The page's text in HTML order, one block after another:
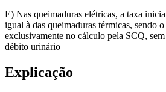
E) Nas queimaduras elétricas, a taxa
igual à das queimaduras térmicas, sendo o
exclusivamente no cálculo pela SCQ,
débito urinário
Explicação